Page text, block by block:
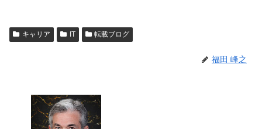
キャリア IT 転載ブログ
福田 峰之